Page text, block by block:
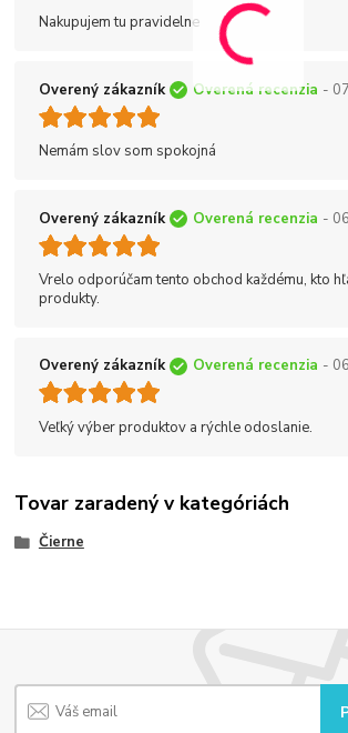
Nakupujem tu pravidelne
Overený zákazník Overená recenzia -
Nemám slov som spokojná
Overený zákazník Overená recenzia -
Vrelo odporúčam tento obchod každému, kto
produkty.
Overený zákazník Overená recenzia -
Veľký výber produktov a rýchle odoslanie.
Tovar zaradený v kategóriách
Čierne